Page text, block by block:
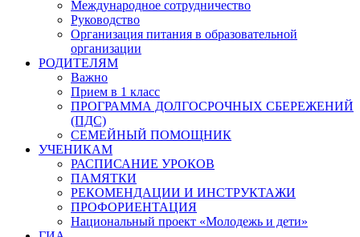
Международное сотрудничество
Руководство
Организация питания в образовательной
организации
РОДИТЕЛЯМ
Важно
Прием в 1 класс
ПРОГРАММА ДОЛГОСРОЧНЫХ СБЕРЕЖЕНИЙ
(ПДС)
СЕМЕЙНЫЙ ПОМОЩНИК
УЧЕНИКАМ
РАСПИСАНИЕ УРОКОВ
ПАМЯТКИ
РЕКОМЕНДАЦИИ И ИНСТРУКТАЖИ
ПРОФОРИЕНТАЦИЯ
Национальный проект «Молодежь и дети»